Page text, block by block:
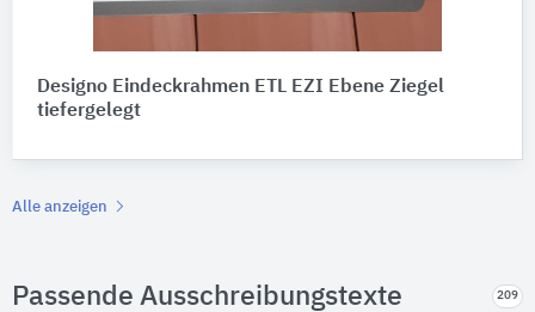
Designo Eindeckrahmen ETL EZI Ebene Ziegel
tiefergelegt
Alle anzeigen
Passende Ausschreibungstexte 209